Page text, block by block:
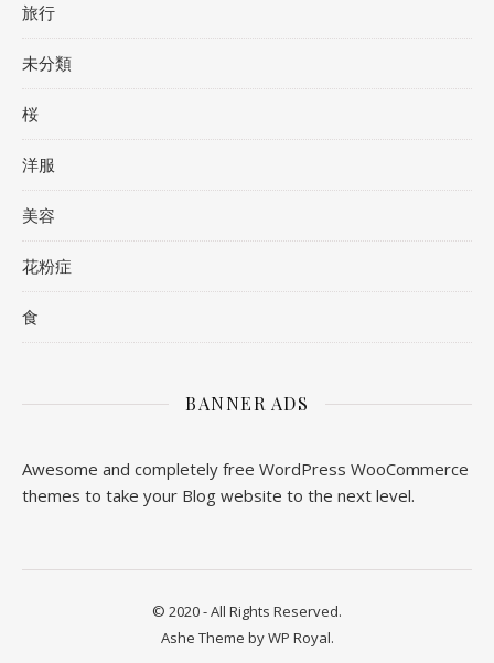
旅行
未分類
桜
洋服
美容
花粉症
食
BANNER ADS
Awesome and completely free WordPress WooCommerce
themes to take your Blog website to the next level.
© 2020 - All Rights Reserved.
Ashe Theme byWP Royal.